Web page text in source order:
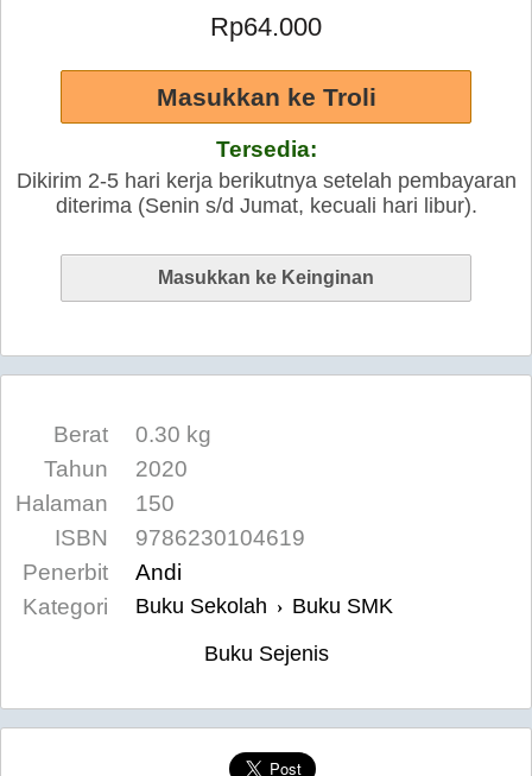
Rp64.000
Tersedia:
Dikirim 2-5 hari kerja berikutnya setelah pembayaran
diterima (Senin s/d Jumat, kecuali hari libur).
Berat
0.30 kg
Tahun
2020
Halaman
150
ISBN
9786230104619
Penerbit
Andi
Kategori
Buku Sekolah › Buku SMK
Buku Sejenis